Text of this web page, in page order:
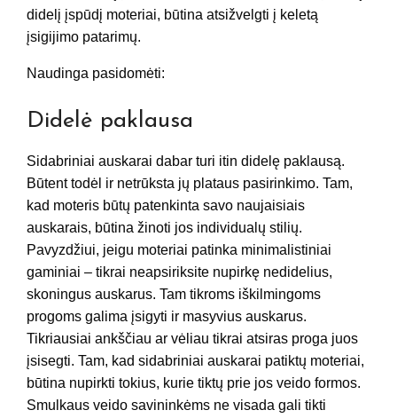
didelį įspūdį moteriai, būtina atsižvelgti į keletą
įsigijimo patarimų.
Naudinga pasidomėti:
Didelė paklausa
Sidabriniai auskarai dabar turi itin didelę paklausą.
Būtent todėl ir netrūksta jų plataus pasirinkimo. Tam,
kad moteris būtų patenkinta savo naujaisiais
auskarais, būtina žinoti jos individualų stilių.
Pavyzdžiui, jeigu moteriai patinka minimalistiniai
gaminiai – tikrai neapsiriksite nupirkę nedidelius,
skoningus auskarus. Tam tikroms iškilmingoms
progoms galima įsigyti ir masyvius auskarus.
Tikriausiai ankščiau ar vėliau tikrai atsiras proga juos
įsisegti. Tam, kad sidabriniai auskarai patiktų moteriai,
būtina nupirkti tokius, kurie tiktų prie jos veido formos.
Smulkaus veido savininkėms ne visada gali tikti